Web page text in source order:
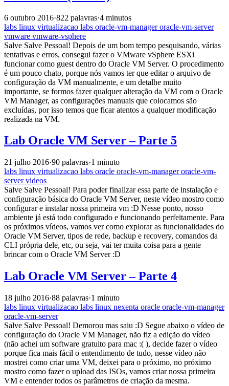
6 outubro 2016·822 palavras·4 minutos
labs linux virtualizacao labs oracle-vm-manageroracle-vm-server
vmware vmware-vsphere
Salve Salve Pessoal! Depois de um bom tempo pesquisando, várias
tentativas e erros, consegui fazer o VMware vSphere ESXi
funcionar como guest dentro do Oracle VM Server. O procedimento
é um pouco chato, porque nós vamos ter que editar o arquivo de
configuração da VM manualmente, e um detalhe muito
importante, se formos fazer qualquer alteração da VM com o Oracle
VM Manager, as configurações manuais que colocamos são
excluídas, por isso temos que ficar atentos a qualquer modificação
realizada na VM.
Lab Oracle VM Server – Parte 5
21 julho 2016·90 palavras·1 minuto
labs linux virtualizacao labs oracle oracle-vm-manageroracle-vm-
servervideos
Salve Salve Pessoal! Para poder finalizar essa parte de instalação e
configuração básica do Oracle VM Server, neste vídeo mostro como
configurar e instalar nossa primeira vm :D Nesse ponto, nosso
ambiente já está todo configurado e funcionando perfeitamente. Para
os próximos vídeos, vamos ver como explorar as funcionalidades do
Oracle VM Server, tipos de rede, backup e recovery, comandos da
CLI própria dele, etc, ou seja, vai ter muita coisa para a gente
brincar com o Oracle VM Server :D
Lab Oracle VM Server – Parte 4
18 julho 2016·88 palavras·1 minuto
labs linux virtualizacao labs linux nexenta oracle oracle-vm-manager
oracle-vm-server
Salve Salve Pessoal! Demorou mas saiu :D Segue abaixo o vídeo de
configuração do Oracle VM Manager, não fiz a edição do vídeo
(não achei um software gratuito para mac :( ), decide fazer o vídeo
porque fica mais fácil o entendimento de tudo, nesse vídeo não
mostrei como criar uma VM, deixei para o próximo, no próximo
mostro como fazer o upload das ISOs, vamos criar nossa primeira
VM e entender todos os parâmetros de criação da mesma.